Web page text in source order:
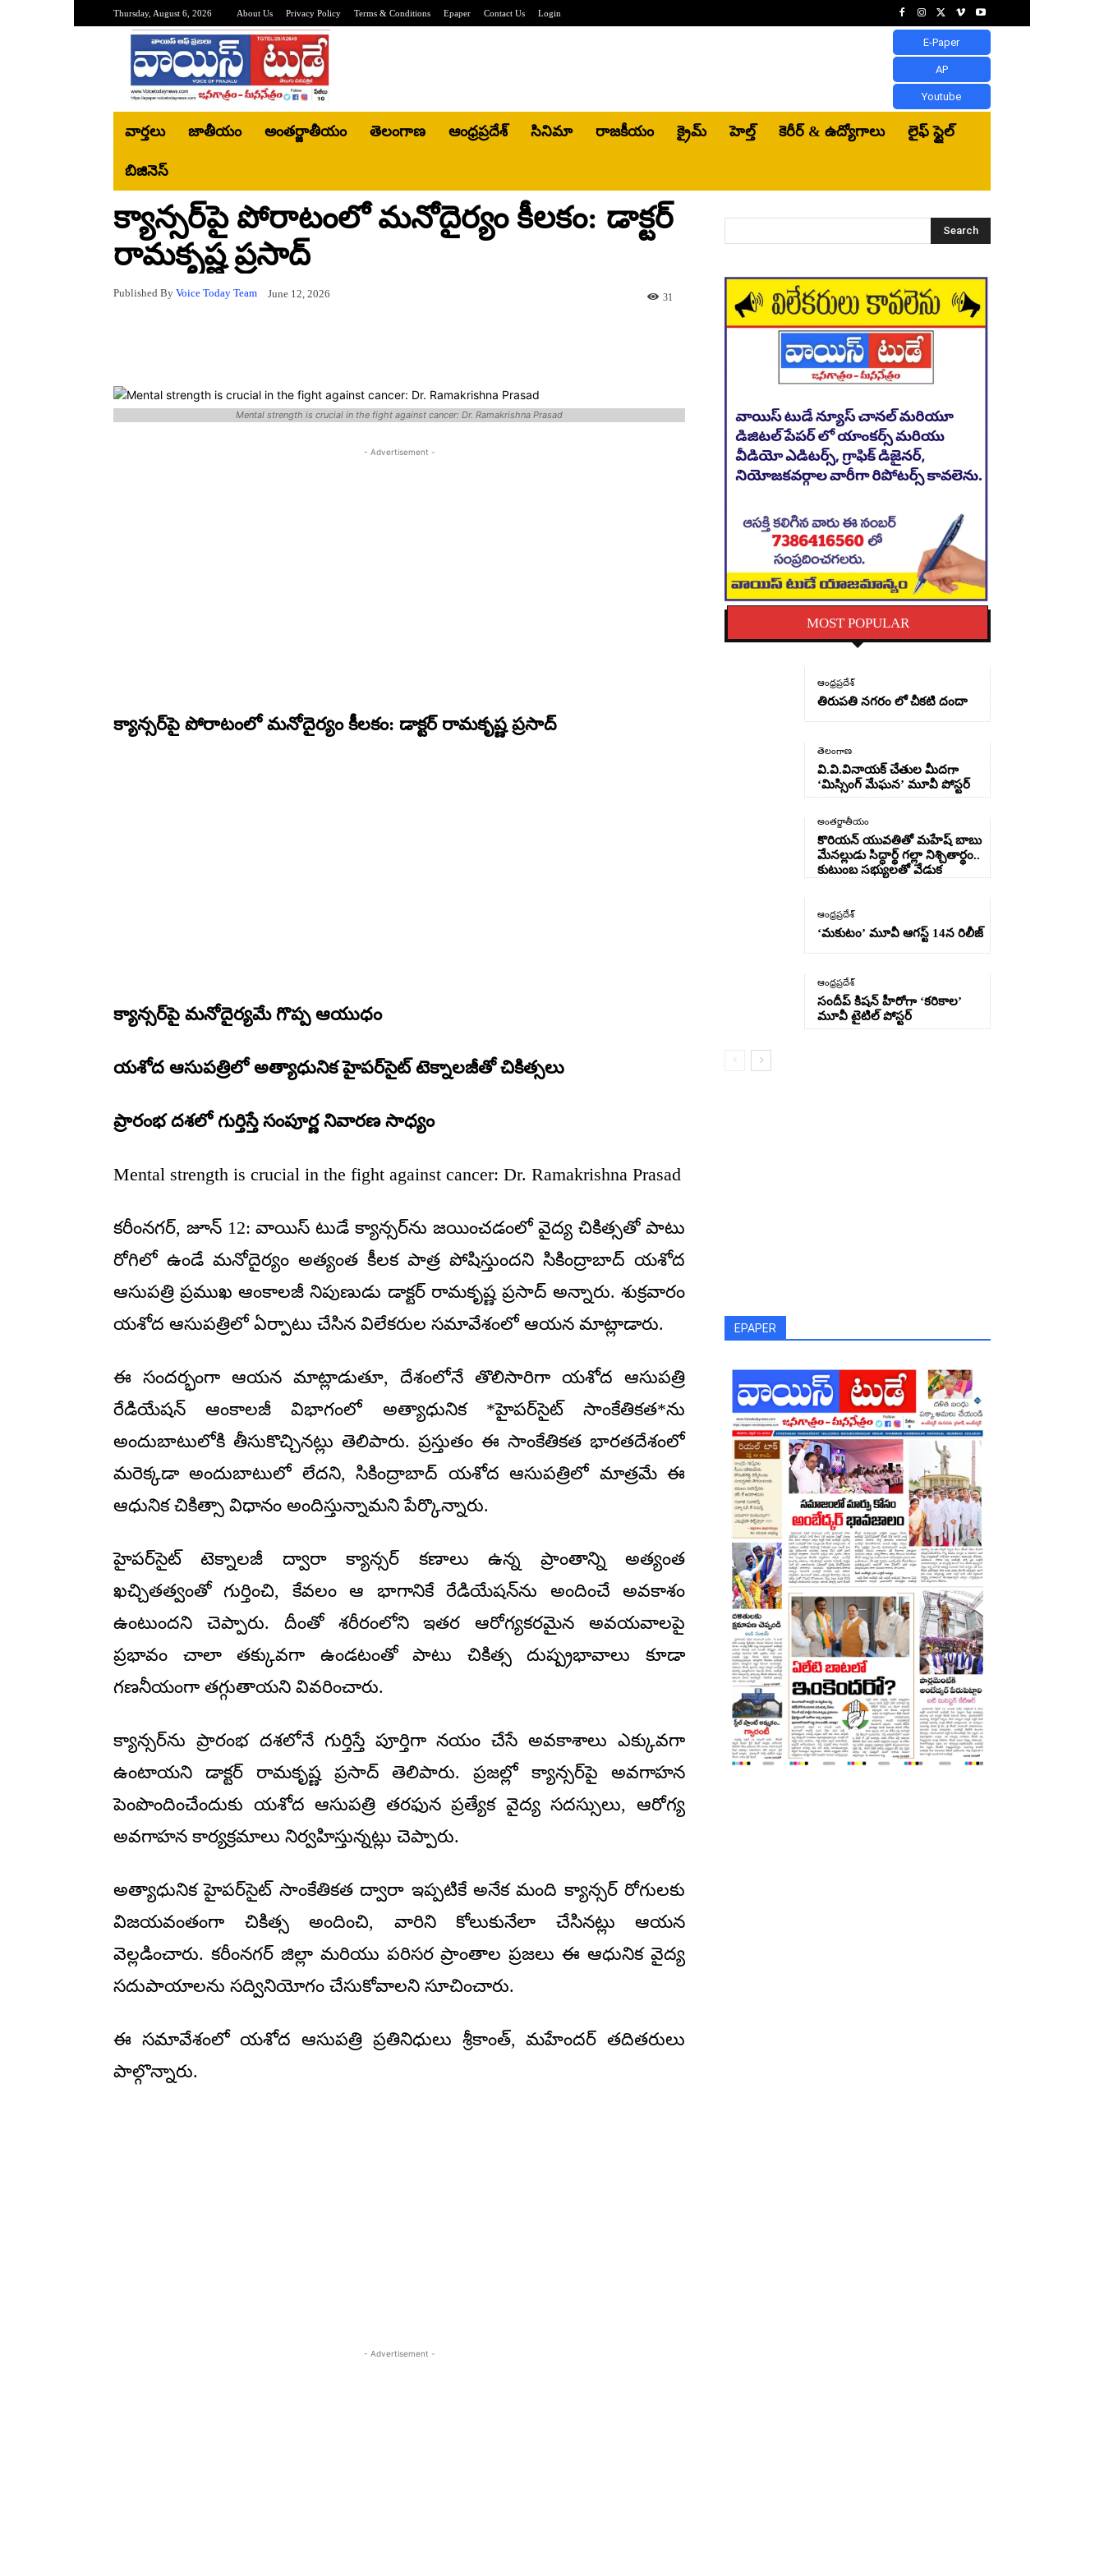
Thursday, August 6, 2026 About Us Privacy Policy Terms & Conditions Epaper Contact Us Login
E-Paper
AP
Youtube
వార్తలు జాతీయం అంతర్జాతీయం తెలంగాణ ఆంధ్రప్రదేశ్ సినిమా రాజకీయం క్రైమ్ హెల్త్‌ కెరీర్ & ఉద్యోగాలు లైఫ్ స్టైల్
బిజినెస్‌
క్యాన్సర్‌పై పోరాటంలో మనోదైర్యం కీలకం: డాక్టర్
రామకృష్ణ ప్రసాద్
Published By Voice Today Team June 12, 2026 31
Mental strength is crucial in the fight against cancer: Dr. Ramakrishna Prasad
- Advertisement -
క్యాన్సర్‌పై పోరాటంలో మనోదైర్యం కీలకం: డాక్టర్ రామకృష్ణ ప్రసాద్
క్యాన్సర్‌పై మనోదైర్యమే గొప్ప ఆయుధం
యశోద ఆసుపత్రిలో అత్యాధునిక హైపర్‌సైట్ టెక్నాలజీతో చికిత్సలు
ప్రారంభ దశలో గుర్తిస్తే సంపూర్ణ నివారణ సాధ్యం
Mental strength is crucial in the fight against cancer: Dr. Ramakrishna Prasad
కరీంనగర్, జూన్ 12: వాయిస్ టుడే క్యాన్సర్‌ను జయించడంలో వైద్య చికిత్సతో పాటు
రోగిలో ఉండే మనోదైర్యం అత్యంత కీలక పాత్ర పోషిస్తుందని సికింద్రాబాద్ యశోద
ఆసుపత్రి ప్రముఖ ఆంకాలజీ నిపుణుడు డాక్టర్ రామకృష్ణ ప్రసాద్ అన్నారు. శుక్రవారం
యశోద ఆసుపత్రిలో ఏర్పాటు చేసిన విలేకరుల సమావేశంలో ఆయన మాట్లాడారు.
ఈ సందర్భంగా ఆయన మాట్లాడుతూ, దేశంలోనే తొలిసారిగా యశోద ఆసుపత్రి
రేడియేషన్ ఆంకాలజీ విభాగంలో అత్యాధునిక *హైపర్‌సైట్ సాంకేతికత*ను
అందుబాటులోకి తీసుకొచ్చినట్లు తెలిపారు. ప్రస్తుతం ఈ సాంకేతికత భారతదేశంలో
మరెక్కడా అందుబాటులో లేదని, సికింద్రాబాద్ యశోద ఆసుపత్రిలో మాత్రమే ఈ
ఆధునిక చికిత్సా విధానం అందిస్తున్నామని పేర్కొన్నారు.
హైపర్‌సైట్ టెక్నాలజీ ద్వారా క్యాన్సర్ కణాలు ఉన్న ప్రాంతాన్ని అత్యంత
ఖచ్చితత్వంతో గుర్తించి, కేవలం ఆ భాగానికే రేడియేషన్‌ను అందించే అవకాశం
ఉంటుందని చెప్పారు. దీంతో శరీరంలోని ఇతర ఆరోగ్యకరమైన అవయవాలపై
ప్రభావం చాలా తక్కువగా ఉండటంతో పాటు చికిత్స దుష్ప్రభావాలు కూడా
గణనీయంగా తగ్గుతాయని వివరించారు.
క్యాన్సర్‌ను ప్రారంభ దశలోనే గుర్తిస్తే పూర్తిగా నయం చేసే అవకాశాలు ఎక్కువగా
ఉంటాయని డాక్టర్ రామకృష్ణ ప్రసాద్ తెలిపారు. ప్రజల్లో క్యాన్సర్‌పై అవగాహన
పెంపొందించేందుకు యశోద ఆసుపత్రి తరఫున ప్రత్యేక వైద్య సదస్సులు, ఆరోగ్య
అవగాహన కార్యక్రమాలు నిర్వహిస్తున్నట్లు చెప్పారు.
అత్యాధునిక హైపర్‌సైట్ సాంకేతికత ద్వారా ఇప్పటికే అనేక మంది క్యాన్సర్ రోగులకు
విజయవంతంగా చికిత్స అందించి, వారిని కోలుకునేలా చేసినట్లు ఆయన
వెల్లడించారు. కరీంనగర్ జిల్లా మరియు పరిసర ప్రాంతాల ప్రజలు ఈ ఆధునిక వైద్య
సదుపాయాలను సద్వినియోగం చేసుకోవాలని సూచించారు.
ఈ సమావేశంలో యశోద ఆసుపత్రి ప్రతినిధులు శ్రీకాంత్, మహేందర్ తదితరులు
పాల్గొన్నారు.
- Advertisement -
Search
MOST POPULAR
ఆంధ్రప్రదేశ్
తిరుపతి నగరం లో చీకటి దందా
తెలంగాణ
వి.వి.వినాయక్ చేతుల మీదగా
‘మిస్సింగ్ మేఘన’ మూవీ పోస్టర్
అంతర్జాతీయం
కొరియన్ యువతితో మహేష్ బాబు
మేనల్లుడు సిద్ధార్థ్ గల్లా నిశ్చితార్థం..
కుటుంబ సభ్యులతో వేడుక
ఆంధ్రప్రదేశ్
‘మకుటం’ మూవీ ఆగస్ట్ 14న రిలీజ్
ఆంధ్రప్రదేశ్
సందీప్ కిషన్ హీరోగా ‘కరికాల’
మూవీ టైటిల్ పోస్టర్
EPAPER